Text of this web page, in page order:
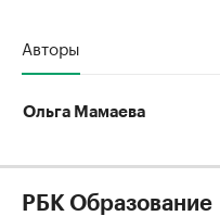
Авторы
Ольга Мамаева
РБК Образование